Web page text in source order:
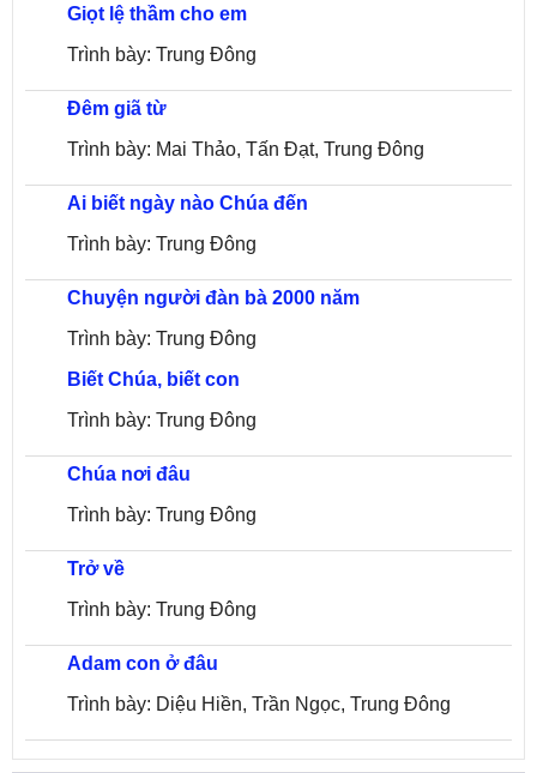
Giọt lệ thầm cho em
Trình bày: Trung Đông
Đêm giã từ
Trình bày: Mai Thảo, Tấn Đạt, Trung Đông
Ai biết ngày nào Chúa đến
Trình bày: Trung Đông
Chuyện người đàn bà 2000 năm
Trình bày: Trung Đông
Biết Chúa, biết con
Trình bày: Trung Đông
Chúa nơi đâu
Trình bày: Trung Đông
Trở về
Trình bày: Trung Đông
Adam con ở đâu
Trình bày: Diệu Hiền, Trần Ngọc, Trung Đông